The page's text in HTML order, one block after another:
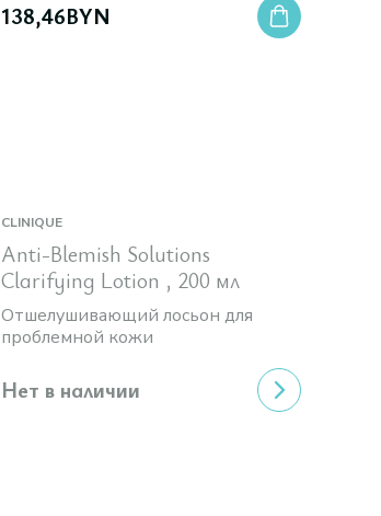
138,46BYN
CLINIQUE
Anti-Blemish Solutions
Clarifying Lotion , 200 мл
Отшелушивающий лосьон для
проблемной кожи
Нет в наличии